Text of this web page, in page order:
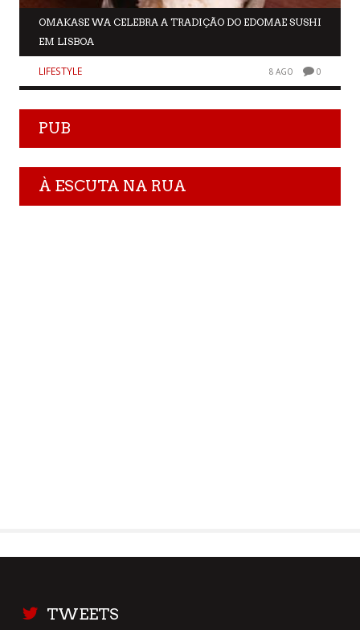
OMAKASE WA CELEBRA A TRADIÇÃO DO EDOMAE SUSHI
EM LISBOA
LIFESTYLE 8 AGO 0
PUB
À ESCUTA NA RUA
TWEETS